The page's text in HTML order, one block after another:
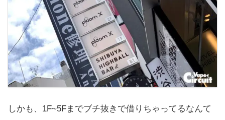
しかも、1F~5Fまでブチ抜きで借りちゃってるなんて